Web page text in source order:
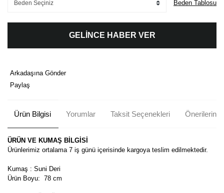
Beden Tablosu
GELİNCE HABER VER
Arkadaşına Gönder
Paylaş
Ürün Bilgisi Yorumlar Taksit Seçenekleri Önerileriniz
ÜRÜN VE KUMAŞ BİLGİSİ
Ürünlerimiz ortalama 7 iş günü içerisinde kargoya teslim edilmektedir.
Kumaş : Suni Deri
Ürün Boyu: 78 cm